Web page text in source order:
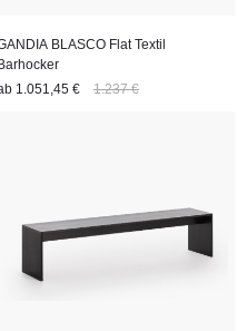
BLASCO Flat Textil
Barhocker
1.051,45 € 1.237 €